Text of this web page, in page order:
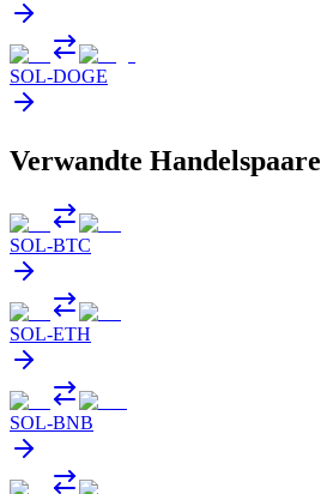
SOL-DOGE
Verwandte Handelspaare
SOL-BTC
SOL-ETH
SOL-BNB